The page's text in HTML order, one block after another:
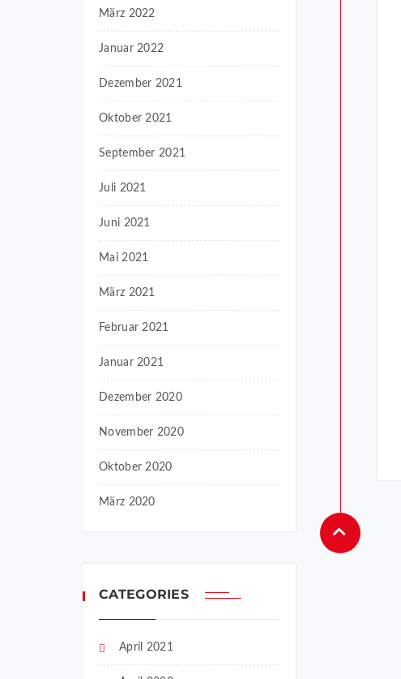
März 2022
Januar 2022
Dezember 2021
Oktober 2021
September 2021
Juli 2021
Juni 2021
Mai 2021
März 2021
Februar 2021
Januar 2021
Dezember 2020
November 2020
Oktober 2020
März 2020
CATEGORIES
April 2021